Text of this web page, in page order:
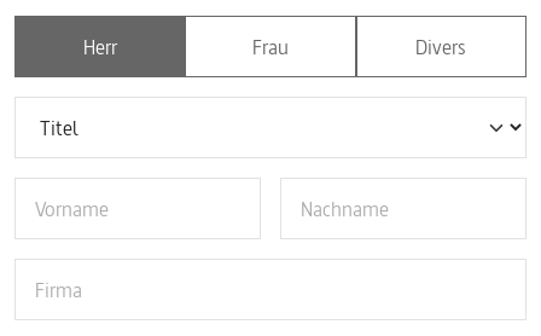
Herr Frau Divers